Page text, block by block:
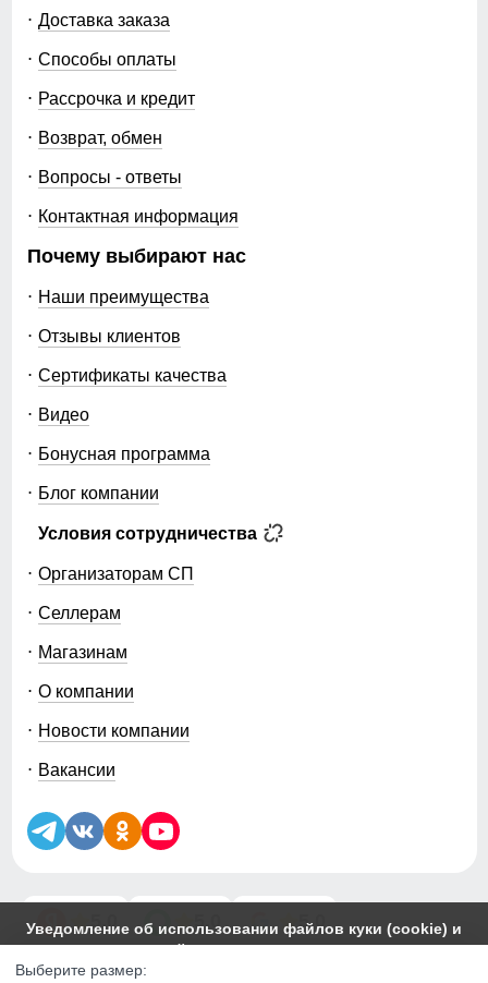
Уведомление об использовании файлов куки (cookie) и
похожих технологий
Этот сайт использует файлы cookie. Вы можете
Выберите размер:
Доставка заказа
Способы оплаты
Рассрочка и кредит
Возврат, обмен
Вопросы - ответы
Контактная информация
Почему выбирают нас
Наши преимущества
Отзывы клиентов
Сертификаты качества
Видео
Бонусная программа
Блог компании
Условия сотрудничества
Организаторам СП
Селлерам
Магазинам
О компании
Новости компании
Вакансии
5.0 5.0 5.0
© 2014-2026 ООО «МТФОРС ПЛЮС»